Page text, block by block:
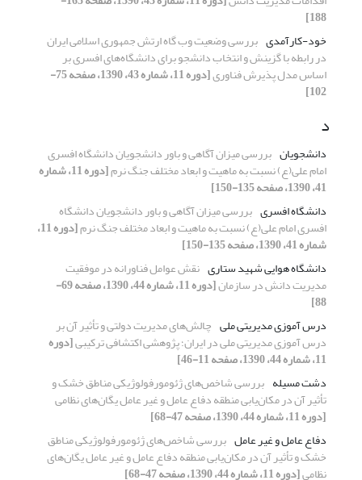
188]
خود-کارآمدی بررسی وضعیت وب گاه ارتش جمهوری اسلامی ایران
در رابطه با گزینش و انتخاب دانشجو برای دانشگاه‌های افسری بر
اساس مدل پذیرش فناوری [دوره 11، شماره 43، 1390، صفحه 75-
102]
د
دانشجویان بررسی میزان آگاهی و باور دانشجویان دانشگاه افسری
‌امام علی(ع) نسبت به ماهیت و ابعاد مختلف جنگ نرم [دوره 11، شماره
41، 1390، صفحه 135-150]
دانشگاه افسری بررسی میزان آگاهی و باور دانشجویان دانشگاه
افسری ‌امام علی(ع) نسبت به ماهیت و ابعاد مختلف جنگ نرم [دوره 11،
شماره 41، 1390، صفحه 135-150]
دانشگاه هوایی شهید ستاری نقش عوامل فناورانه در موفقیت
مدیریت دانش در سازمان [دوره 11، شماره 44، 1390، صفحه 69-
88]
درس آموزی مدیریتی ملی چالش‌های مدیریت دولتی و تأثیر آن بر
درس آموزی مدیریتی ملی در ایران؛ پژوهشی اکتشافی ترکیبی[دوره
11، شماره 44، 1390، صفحه 11-46]
دشت مسیله بررسی شاخص‌های ژئومورفولوژیکی مناطق خشک و
تأثیر آن در مکان‌یابی منطقه دفاع عامل و غیر عامل یگان‌های نظامی
[دوره 11، شماره 44، 1390، صفحه 47-68]
دفاع عامل و غیر عامل بررسی شاخص‌های ژئومورفولوژیکی مناطق
خشک و تأثیر آن در مکان‌یابی منطقه دفاع عامل و غیر عامل یگان‌های
نظامی[دوره 11، شماره 44، 1390، صفحه 47-68]